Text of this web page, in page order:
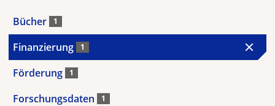
Bücher 1
Finanzierung 1
Förderung 1
Forschungsdaten 1